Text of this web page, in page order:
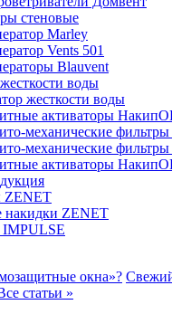
стеновые
Marley
Vents 501
Blauvent
воды
жесткости воды
активаторы
механические
механические
активаторы
ZENET
ZENET
окна»?
статьи »